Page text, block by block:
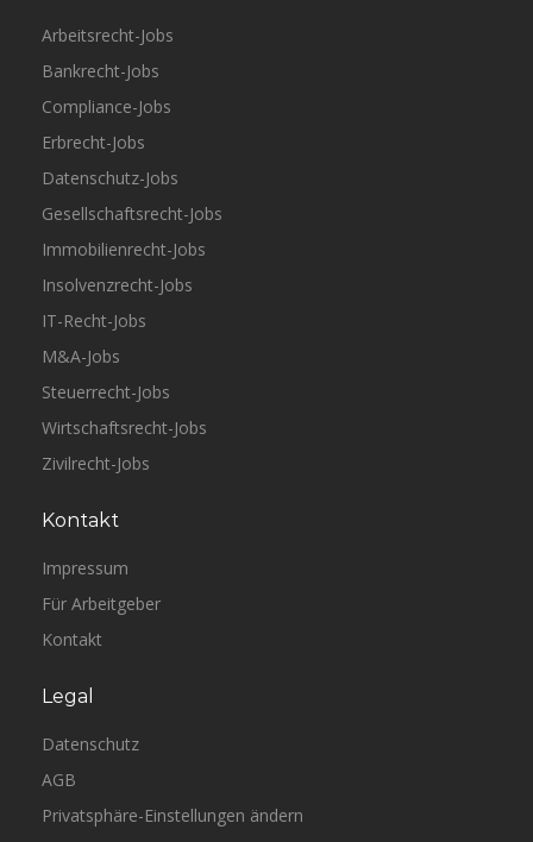
Arbeitsrecht-Jobs
Bankrecht-Jobs
Compliance-Jobs
Erbrecht-Jobs
Datenschutz-Jobs
Gesellschaftsrecht-Jobs
Immobilienrecht-Jobs
Insolvenzrecht-Jobs
IT-Recht-Jobs
M&A-Jobs
Steuerrecht-Jobs
Wirtschaftsrecht-Jobs
Zivilrecht-Jobs
Kontakt
Impressum
Für Arbeitgeber
Kontakt
Legal
Datenschutz
AGB
Privatsphäre-Einstellungen ändern